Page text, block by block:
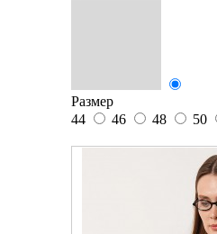
Размер
44
46 48 50